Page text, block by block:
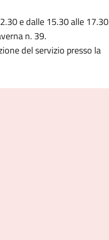
e dalle 15.30 alle 17.30
n. 39.
del servizio presso la